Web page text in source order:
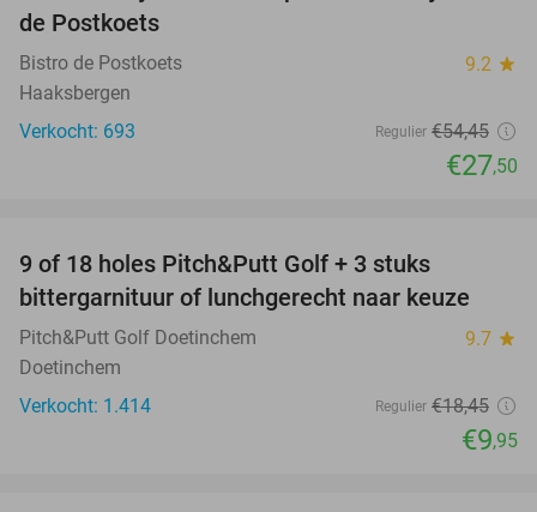
de Postkoets
Bistro de Postkoets 9.2 star
Haaksbergen
Verkocht: 693
Regulier €54,45
€27,50
9 of 18 holes Pitch&Putt Golf + 3 stuks
bittergarnituur of lunchgerecht naar keuze
Pitch&Putt Golf Doetinchem 9.7 star
Doetinchem
Verkocht: 1.414
Regulier €18,45
€9,95